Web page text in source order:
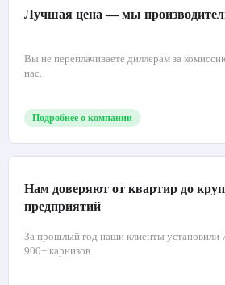
Лучшая цена — мы
Вы не переплачиваете диллерам за
нас.
Подробнее о компании
Нам доверяют от квартир до
предприятий
За прошлый год наши клиенты установили
900+ карнизов.